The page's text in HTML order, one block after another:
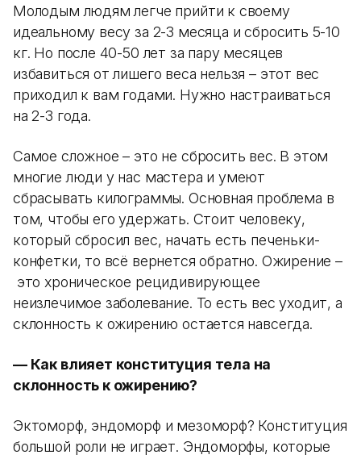
Молодым людям легче прийти к своему
идеальному весу за 2-3 месяца и сбросить 5-10
кг. Но после 40-50 лет за пару месяцев
избавиться от лишего веса нельзя – этот вес
приходил к вам годами. Нужно настраиваться
на 2-3 года.
Самое сложное – это не сбросить вес. В этом
многие люди у нас мастера и умеют
сбрасывать килограммы. Основная проблема в
том, чтобы его удержать. Стоит человеку,
который сбросил вес, начать есть печеньки-
конфетки, то всё вернется обратно. Ожирение –
это хроническое рецидивирующее
неизлечимое заболевание. То есть вес уходит, а
склонность к ожирению остается навсегда.
— Как влияет конституция тела на
склонность к ожирению?
Эктоморф, эндоморф и мезоморф? Конституция
большой роли не играет. Эндоморфы, которые